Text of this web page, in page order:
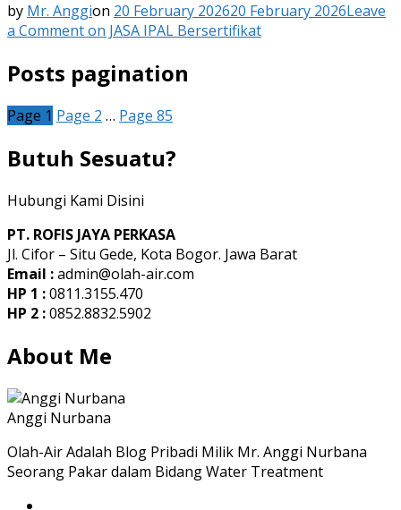
by Mr. Anggion 20 February 202620 February 2026Leave
a Commenton JASA IPAL Bersertifikat
Posts pagination
Page 1 Page 2 … Page 85
Butuh Sesuatu?
Hubungi Kami Disini
PT. ROFIS JAYA PERKASA
Jl. Cifor – Situ Gede, Kota Bogor. Jawa Barat
Email :admin@olah-air.com
HP 1 :0811.3155.470
HP 2 :0852.8832.5902
About Me
Anggi Nurbana
Olah-Air Adalah Blog Pribadi Milik Mr. Anggi Nurbana
Seorang Pakar dalam Bidang Water Treatment